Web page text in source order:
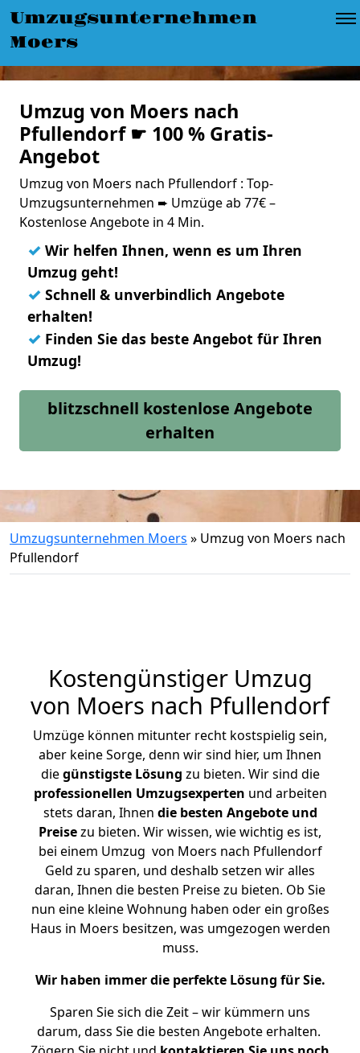
Umzugsunternehmen
Moers
Umzug von Moers nach
Pfullendorf ☛ 100 % Gratis-
Angebot
Umzug von Moers nach Pfullendorf : Top-
Umzugsunternehmen ➨ Umzüge ab 77€ –
Kostenlose Angebote in 4 Min.
✓ Wir helfen Ihnen, wenn es um Ihren
Umzug geht!
✓ Schnell & unverbindlich Angebote
erhalten!
✓ Finden Sie das beste Angebot für Ihren
Umzug!
blitzschnell kostenlose Angebote
erhalten
Umzugsunternehmen Moers » Umzug von Moers nach
Pfullendorf
Kostengünstiger Umzug
von Moers nach Pfullendorf
Umzüge können mitunter recht kostspielig sein,
aber keine Sorge, denn wir sind hier, um Ihnen
diegünstigste Lösung zu bieten. Wir sind die
professionellen Umzugsexperten und arbeiten
stets daran, Ihnen die besten Angebote und
Preisezu bieten. Wir wissen, wie wichtig es ist,
bei einem Umzug von Moers nach Pfullendorf
Geld zu sparen, und deshalb setzen wir alles
daran, Ihnen die besten Preise zu bieten. Ob Sie
nun eine kleine Wohnung haben oder ein großes
Haus in Moers besitzen, was umgezogen werden
muss.
Wir haben immer die perfekte Lösung für Sie.
Sparen Sie sich die Zeit – wir kümmern uns
darum, dass Sie die besten Angebote erhalten.